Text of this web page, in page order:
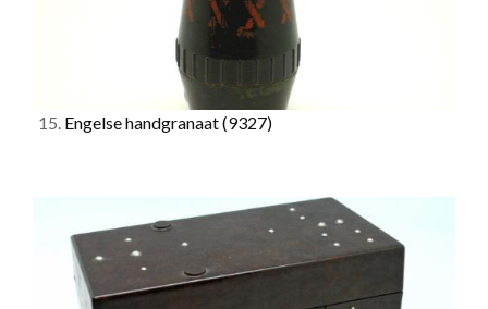
15. Engelse handgranaat(9327)